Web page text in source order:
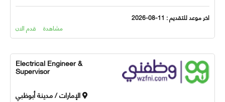
للتقديم : 11-08-2026
قدم الان
Electrical Engineer &
Supervisor
الإمارات / مدينة أبوظبي